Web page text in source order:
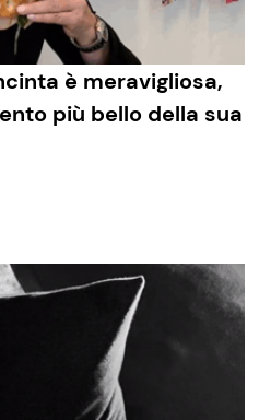
è meravigliosa,
più bello della sua